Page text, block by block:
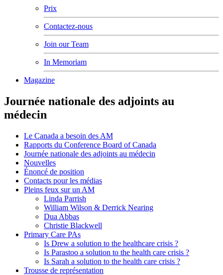
Prix
Contactez-nous
Join our Team
In Memoriam
Magazine
Journée nationale des adjoints au
médecin
Le Canada a besoin des AM
Rapports du Conference Board of Canada
Journée nationale des adjoints au médecin
Nouvelles
Énoncé de position
Contacts pour les médias
Pleins feux sur un AM
Linda Parrish
William Wilson & Derrick Nearing
Dua Abbas
Christie Blackwell
Primary Care PAs
Is Drew a solution to the healthcare crisis ?
Is Parastoo a solution to the health care crisis ?
Is Sarah a solution to the health care crisis ?
Trousse de représentation